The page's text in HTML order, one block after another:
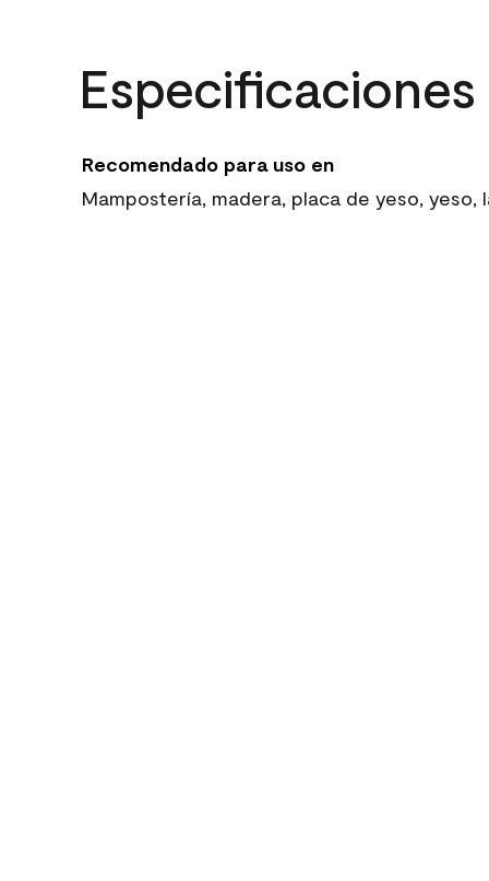
Especificaciones
Recomendado para uso en
Mampostería, madera, placa de yeso, yeso,